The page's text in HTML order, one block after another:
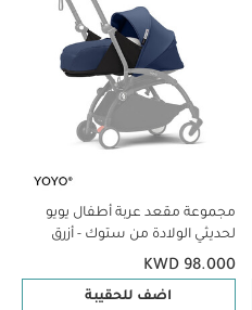
مجموعة مقعد عربة أطفال يويو
لحديثي الولادة من ستوك - أزرق
KWD 98.000
اضف للحقيبة